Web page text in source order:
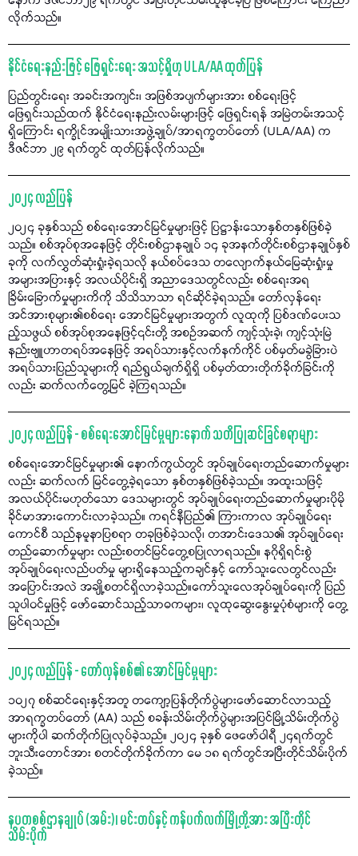
လိုက်သည်။
နိုင်ငံရေးနည်းဖြင့် ဖြေရှင်းရေး အသင့်ရှိဟု ULA/AA ထုတ်ပြန်
ပြည်တွင်းရေး အခင်းအကျင်း၊ အဖြစ်အပျက်များအား စစ်ရေးဖြင့်
ဖြေရှင်းသည်ထက် နိုင်ငံရေးနည်းလမ်းများဖြင့် ဖြေရှင်းရန် အမြဲတမ်းအသင့်
ရှိကြောင်း ရက္ခိုင်အမျိုးသားအဖွဲ့ချုပ်/အာရက္ခတပ်တော် (ULA/AA) က
ဒီဇင်ဘာ ၂၉ ရက်တွင် ထုတ်ပြန်လိုက်သည်။
၂၀၂၄ လည်ပြန်
၂၀၂၄ ခုနှစ်သည် စစ်ရေးအောင်မြင်မှုများဖြင့် ပြဋ္ဌာန်းသောနှစ်တနှစ်ဖြစ်ခဲ့
သည်။ စစ်အုပ်စုအနေဖြင့် တိုင်းစစ်ဌာနချုပ် ၁၄ ခုအနက်တိုင်းစစ်ဌာနချုပ်နှစ်
ခုကို လက်လွှတ်ဆုံးရှုံးခဲ့ရသလို နယ်စပ်ဒေသ တလျောက်နယ်မြေဆုံးရှုံးမှု
အများအပြားနှင့် အလယ်ပိုင်းရှိ အညာဒေသတွင်လည်း စစ်ရေးအရ
ခြိမ်းခြောက်မှုများကိကို သိသိသာသာ ရင်ဆိုင်ခဲ့ရသည်။ တော်လှန်ရေး
အင်အားစုများ၏စစ်ရေး အောင်မြင်မှုများအတွက် လူထုကို ပြစ်ဒဏ်ပေးသ
ည့်သဖွယ် စစ်အုပ်စုအနေဖြင့်၎င်းတို့ အစဉ်အဆက် ကျင့်သုံးခဲ့၊ ကျင့်သုံးမြဲ
နည်းဗျူဟာတရပ်အနေဖြင့် အရပ်သားနှင့်လက်နက်ကိုင် ပစ်မှတ်မခွဲခြားပဲ
အရပ်သားပြည်သူများကို ရည်ရွယ်ချက်ရှိရှိ ပစ်မှတ်ထားတိုက်ခိုက်ခြင်းကို
လည်း ဆက်လက်တွေ့မြင် ခဲ့ကြရသည်။
၂၀၂၄ လည်ပြန် - စစ်ရေးအောင်မြင်မှုများနောက် သတိပြုဆင်ခြင်စရာများ
စစ်ရေးအောင်မြင်မှုများ၏ နောက်ကွယ်တွင် အုပ်ချုပ်ရေးတည်ဆောက်မှုများ
လည်း ဆက်လက် မြင်တွေ့ခဲ့ရသော နှစ်တနှစ်ဖြစ်ခဲ့သည်။ အထူးသဖြင့်
အလယ်ပိုင်းမဟုတ်သော ဒေသများတွင် အုပ်ချုပ်ရေးတည်ဆောက်မှုများပိုမို
ခိုင်မာအားကောင်းလာခဲ့သည်။ ကရင်နီပြည်၏ ကြားကာလ အုပ်ချုပ်ရေး
ကောင်စီ သည်နမူနာပြစရာ တခုဖြစ်ခဲ့သလို၊ တအာင်းဒေသ၏ အုပ်ချုပ်ရေး
တည်ဆောက်မှုများ လည်းစတင်မြင်တွေ့စပြုလာရသည်။ နဂိုရှိရင်းစွဲ
အုပ်ချုပ်ရေးလည်ပတ်မှု များရှိနေသည့်ကချင်နှင့် ကော်သူးလေတွင်လည်း
အပြောင်းအလဲ အချို့စတင်ရှိလာခဲ့သည်။ကော်သူးလေအုပ်ချုပ်ရေးကို ပြည်
သူပါဝင်မှုဖြင့် ဖော်ဆောင်သည့်သာဓကများ၊ လူထုဆွေးနွေးမှုပုံစံများကို တွေ့
မြင်ရသည်။
၂၀၂၄ လည်ပြန် - တော်လှန်စစ်၏ အောင်မြင်မှုများ
၁၀၂၇ စစ်ဆင်ရေးနှင့်အတူ တကျော့ပြန်တိုက်ပွဲများဖော်ဆောင်လာသည့်
အာရက္ခတပ်တော် (AA) သည် စခန်းသိမ်းတိုက်ပွဲများအပြင်မြို့သိမ်းတိုက်ပွဲ
များကိုပါ ဆက်တိုက်ပြုလုပ်ခဲ့သည်။ ၂၀၂၄ ခုနှစ် ဖေဖော်ဝါရီ ၂၄ရက်တွင်
ဘူးသီးတောင်အား စတင်တိုက်ခိုက်ကာ မေ ၁၈ ရက်တွင်အပြီးတိုင်သိမ်းပိုက်
ခဲ့သည်။
နပတစစ်ဌာနချုပ် (အမ်း)၊ မင်းတပ်နှင့် ကန်ပက်လက်မြို့တို့အား အပြီးတိုင်
သိမ်းပိုက်